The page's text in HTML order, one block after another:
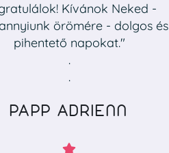
Kívánok Neked -
örömére - dolgos és
pihentető napokat."
.
.
PAPP ADRIENN